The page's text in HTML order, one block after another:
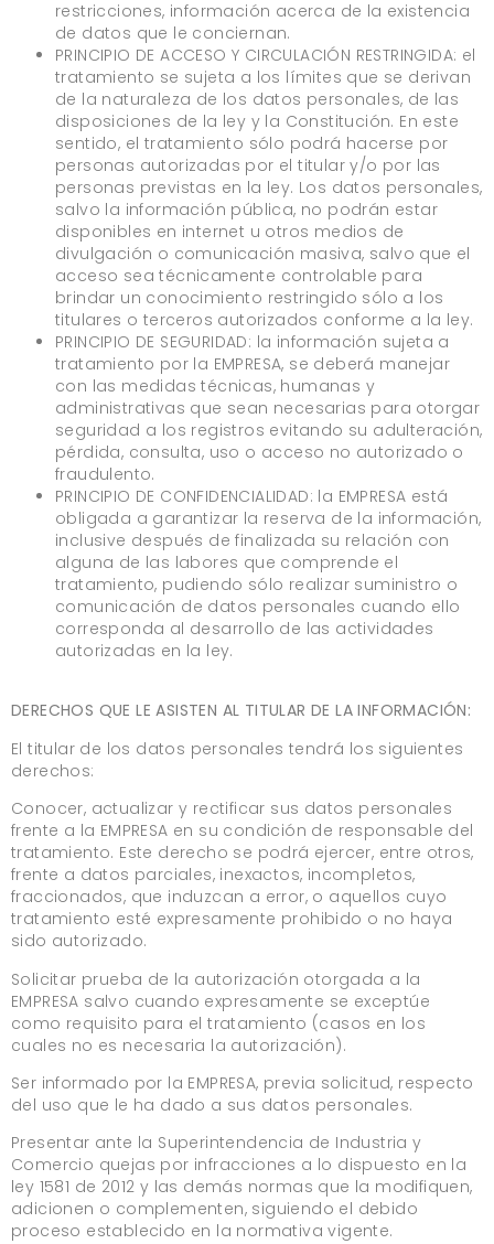
restricciones, información acerca de la existencia
de datos que le conciernan.
PRINCIPIO DE ACCESO Y CIRCULACIÓN RESTRINGIDA: el
tratamiento se sujeta a los límites que se derivan
de la naturaleza de los datos personales, de las
disposiciones de la ley y la Constitución. En este
sentido, el tratamiento sólo podrá hacerse por
personas autorizadas por el titular y/o por las
personas previstas en la ley. Los datos personales,
salvo la información pública, no podrán estar
disponibles en internet u otros medios de
divulgación o comunicación masiva, salvo que el
acceso sea técnicamente controlable para
brindar un conocimiento restringido sólo a los
titulares o terceros autorizados conforme a la ley.
PRINCIPIO DE SEGURIDAD: la información sujeta a
tratamiento por la EMPRESA, se deberá manejar
con las medidas técnicas, humanas y
administrativas que sean necesarias para otorgar
seguridad a los registros evitando su adulteración,
pérdida, consulta, uso o acceso no autorizado o
fraudulento.
PRINCIPIO DE CONFIDENCIALIDAD: la EMPRESA está
obligada a garantizar la reserva de la información,
inclusive después de finalizada su relación con
alguna de las labores que comprende el
tratamiento, pudiendo sólo realizar suministro o
comunicación de datos personales cuando ello
corresponda al desarrollo de las actividades
autorizadas en la ley.
DERECHOS QUE LE ASISTEN AL TITULAR DE LA INFORMACIÓN:
El titular de los datos personales tendrá los siguientes
derechos:
Conocer, actualizar y rectificar sus datos personales
frente a la EMPRESA en su condición de responsable del
tratamiento. Este derecho se podrá ejercer, entre otros,
frente a datos parciales, inexactos, incompletos,
fraccionados, que induzcan a error, o aquellos cuyo
tratamiento esté expresamente prohibido o no haya
sido autorizado.
Solicitar prueba de la autorización otorgada a la
EMPRESA salvo cuando expresamente se exceptúe
como requisito para el tratamiento (casos en los
cuales no es necesaria la autorización).
Ser informado por la EMPRESA, previa solicitud, respecto
del uso que le ha dado a sus datos personales.
Presentar ante la Superintendencia de Industria y
Comercio quejas por infracciones a lo dispuesto en la
ley 1581 de 2012 y las demás normas que la modifiquen,
adicionen o complementen, siguiendo el debido
proceso establecido en la normativa vigente.